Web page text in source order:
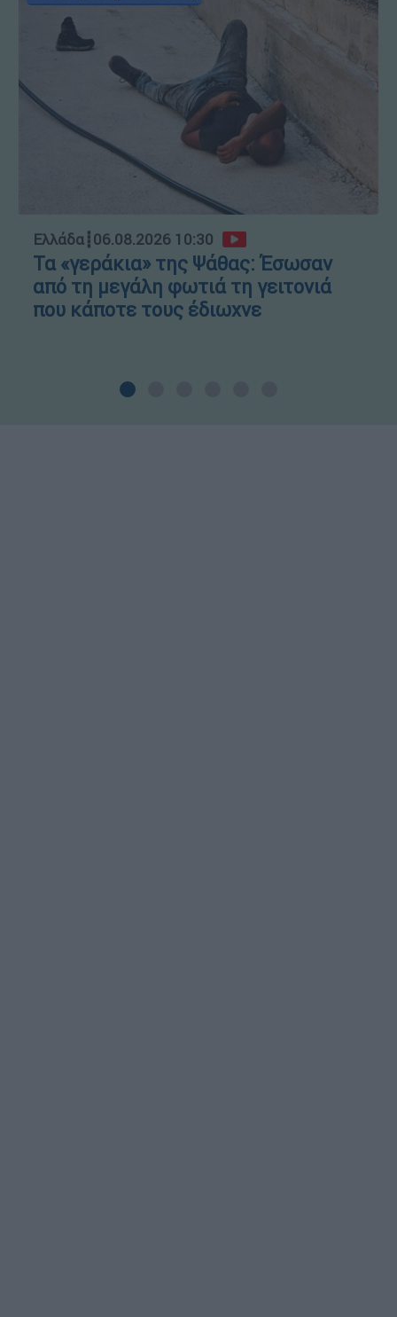
Ελλάδα┋06.08.2026 10:30
Τα «γεράκια» της Ψάθας: Έσωσαν
από τη μεγάλη φωτιά τη γειτονιά
που κάποτε τους έδιωχνε